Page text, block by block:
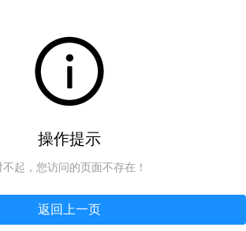
操作提示
不起，您访问的页面不存在！
返回上一页